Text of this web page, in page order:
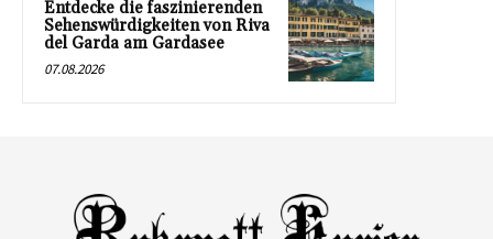
Entdecke die faszinierenden
Sehenswürdigkeiten von Riva
del Garda am Gardasee
07.08.2026